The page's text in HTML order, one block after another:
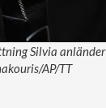
Silvia
AP/TT